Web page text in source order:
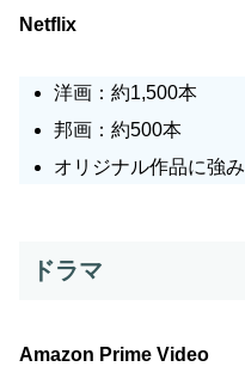
Netflix
洋画：約1,500本
邦画：約500本
オリジナル作品に強み
ドラマ
Amazon Prime Video